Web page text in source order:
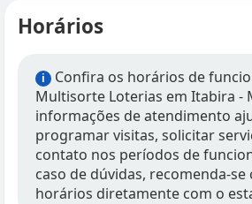
Horários
i
Confira os horários de
Multisorte Loterias em Itabira -
informações de atendimento
programar visitas, solicitar
contato nos períodos de
caso de dúvidas, recomenda-
horários diretamente com o